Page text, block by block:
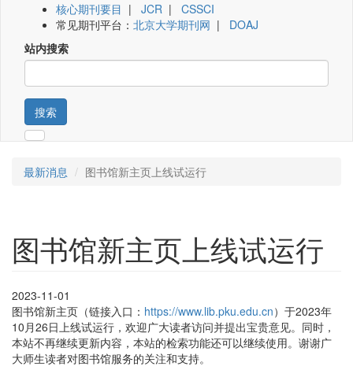
核心期刊要目 | JCR | CSSCI
常见期刊平台： 北京大学期刊网 | DOAJ
站内搜索
搜索
最新消息 图书馆新主页上线试运行
图书馆新主页上线试运行
2023-11-01
图书馆新主页（链接入口： https://www.lib.pku.edu.cn）于2023年
10月26日上线试运行，欢迎广大读者访问并提出宝贵意见。同时，
本站不再继续更新内容，本站的检索功能还可以继续使用。谢谢广
大师生读者对图书馆服务的关注和支持。